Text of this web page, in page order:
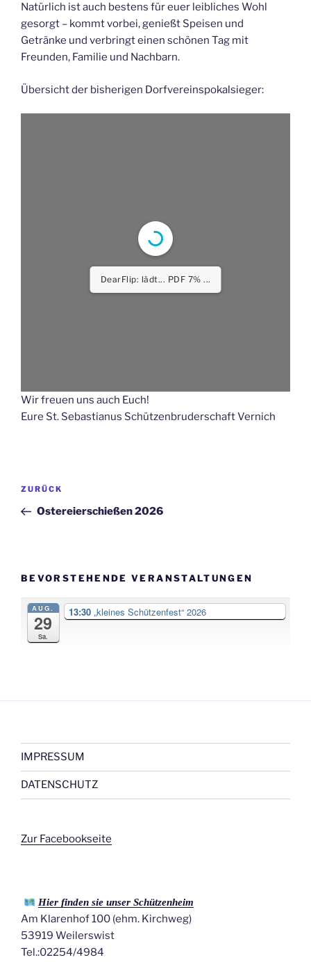
Natürlich ist auch bestens für euer leibliches Wohl
gesorgt – kommt vorbei, genießt Speisen und
Getränke und verbringt einen schönen Tag mit
Freunden, Familie und Nachbarn.
Übersicht der bisherigen Dorfvereinspokalsieger:
DearFlip: lädt... PDF 13%
...
Wir freuen uns auch Euch!
Eure St. Sebastianus Schützenbruderschaft Vernich
Beitragsnavigation
Vorheriger
Beitrag
ZURÜCK
Ostereierschießen 2026
BEVORSTEHENDE VERANSTALTUNGEN
AUG.
29
Sa.
13:30 „kleines Schützenfest“ 2026
IMPRESSUM
DATENSCHUTZ
Zur Facebookseite
Hier finden sie unser Schützenheim
Am Klarenhof 100 (ehm. Kirchweg)
53919 Weilerswist
Tel.:02254/4984